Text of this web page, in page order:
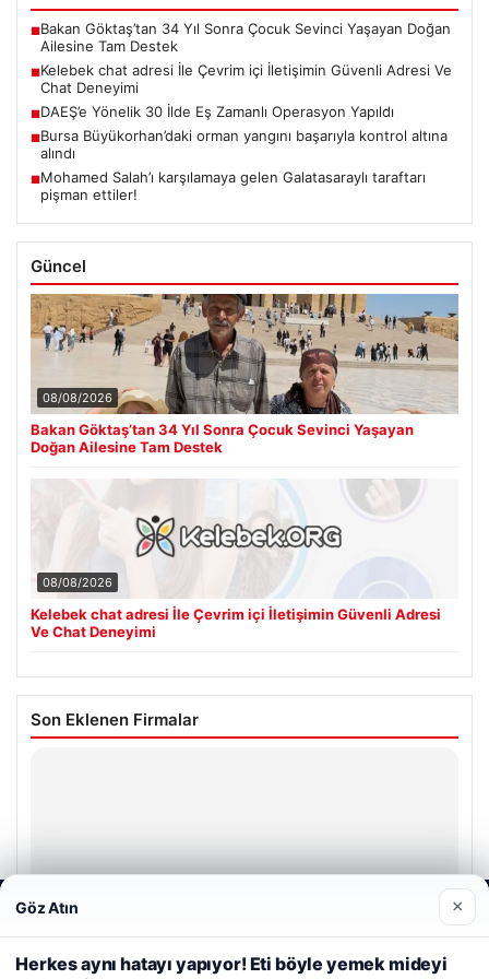
■Bakan Göktaş’tan 34 Yıl Sonra Çocuk Sevinci Yaşayan Doğan
Ailesine Tam Destek
■Kelebek chat adresi İle Çevrim içi İletişimin Güvenli Adresi Ve
Chat Deneyimi
■DAEŞ’e Yönelik 30 İlde Eş Zamanlı Operasyon Yapıldı
■Bursa Büyükorhan’daki orman yangını başarıyla kontrol altına
alındı
■Mohamed Salah’ı karşılamaya gelen Galatasaraylı taraftarı
pişman ettiler!
Güncel
08/08/2026
Bakan Göktaş’tan 34 Yıl Sonra Çocuk Sevinci Yaşayan
Doğan Ailesine Tam Destek
08/08/2026
Kelebek chat adresi İle Çevrim içi İletişimin Güvenli Adresi
Ve Chat Deneyimi
Son Eklenen Firmalar
© 2026 Habersor – Yeni Haberler
Web sitemizi nasıl kullandığınızı daha iyi anlayabilmek,
deneyiminizi kişiselleştirmek ve geliştirmek amacıyla çerezler
kullanıyoruz.
Çerez Politikamız
Göz Atın ×
Herkes aynı hatayı yapıyor! Eti böyle yemek mideyi